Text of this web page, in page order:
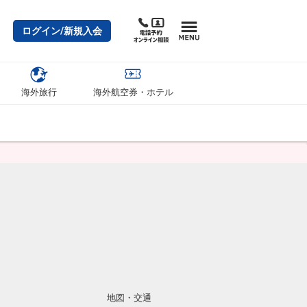
ログイン/新規入会
海外旅行 海外航空券・ホテル
地図・交通